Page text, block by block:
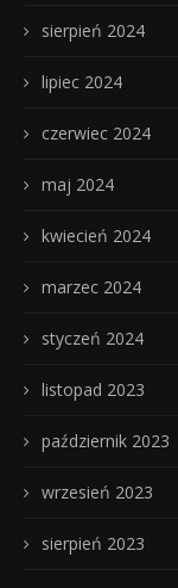
sierpień 2024
lipiec 2024
czerwiec 2024
maj 2024
kwiecień 2024
marzec 2024
styczeń 2024
listopad 2023
październik 2023
wrzesień 2023
sierpień 2023